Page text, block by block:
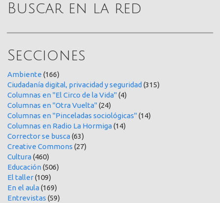
Buscar en la red
Secciones
Ambiente (166)
Ciudadanía digital, privacidad y seguridad (315)
Columnas en "El Circo de la Vida"(4)
Columnas en "Otra Vuelta"(24)
Columnas en "Pinceladas sociológicas"(14)
Columnas en Radio La Hormiga(14)
Corrector se busca(63)
Creative Commons (27)
Cultura(460)
Educación(506)
El taller(109)
En el aula(169)
Entrevistas (59)